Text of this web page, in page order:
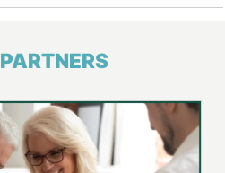
PARTNERS